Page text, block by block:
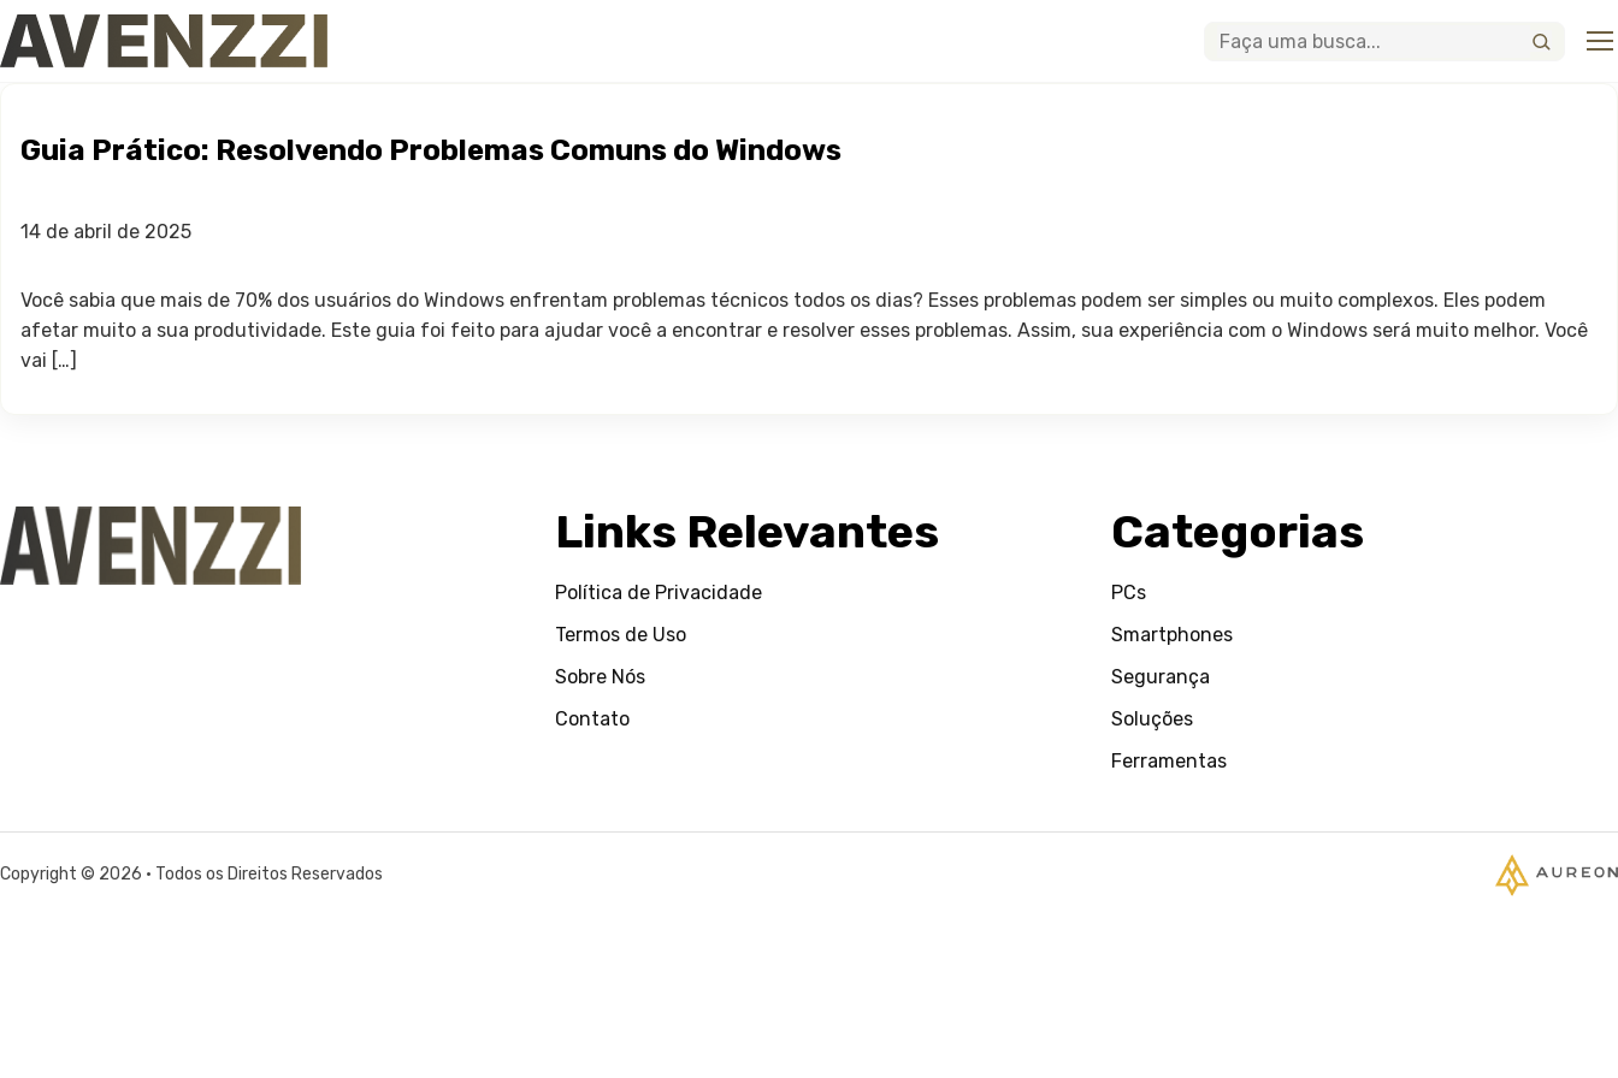
Buscar
Guia Prático: Resolvendo Problemas Comuns do Windows
14 de abril de 2025
Você sabia que mais de 70% dos usuários do Windows enfrentam problemas técnicos todos os dias? Esses problemas podem ser simples ou muito complexos. Eles podem
afetar muito a sua produtividade. Este guia foi feito para ajudar você a encontrar e resolver esses problemas. Assim, sua experiência com o Windows será muito melhor. Você
vai […]
Links Relevantes
Política de Privacidade
Termos de Uso
Sobre Nós
Contato
Categorias
PCs
Smartphones
Segurança
Soluções
Ferramentas
Copyright © 2026 • Todos os Direitos Reservados